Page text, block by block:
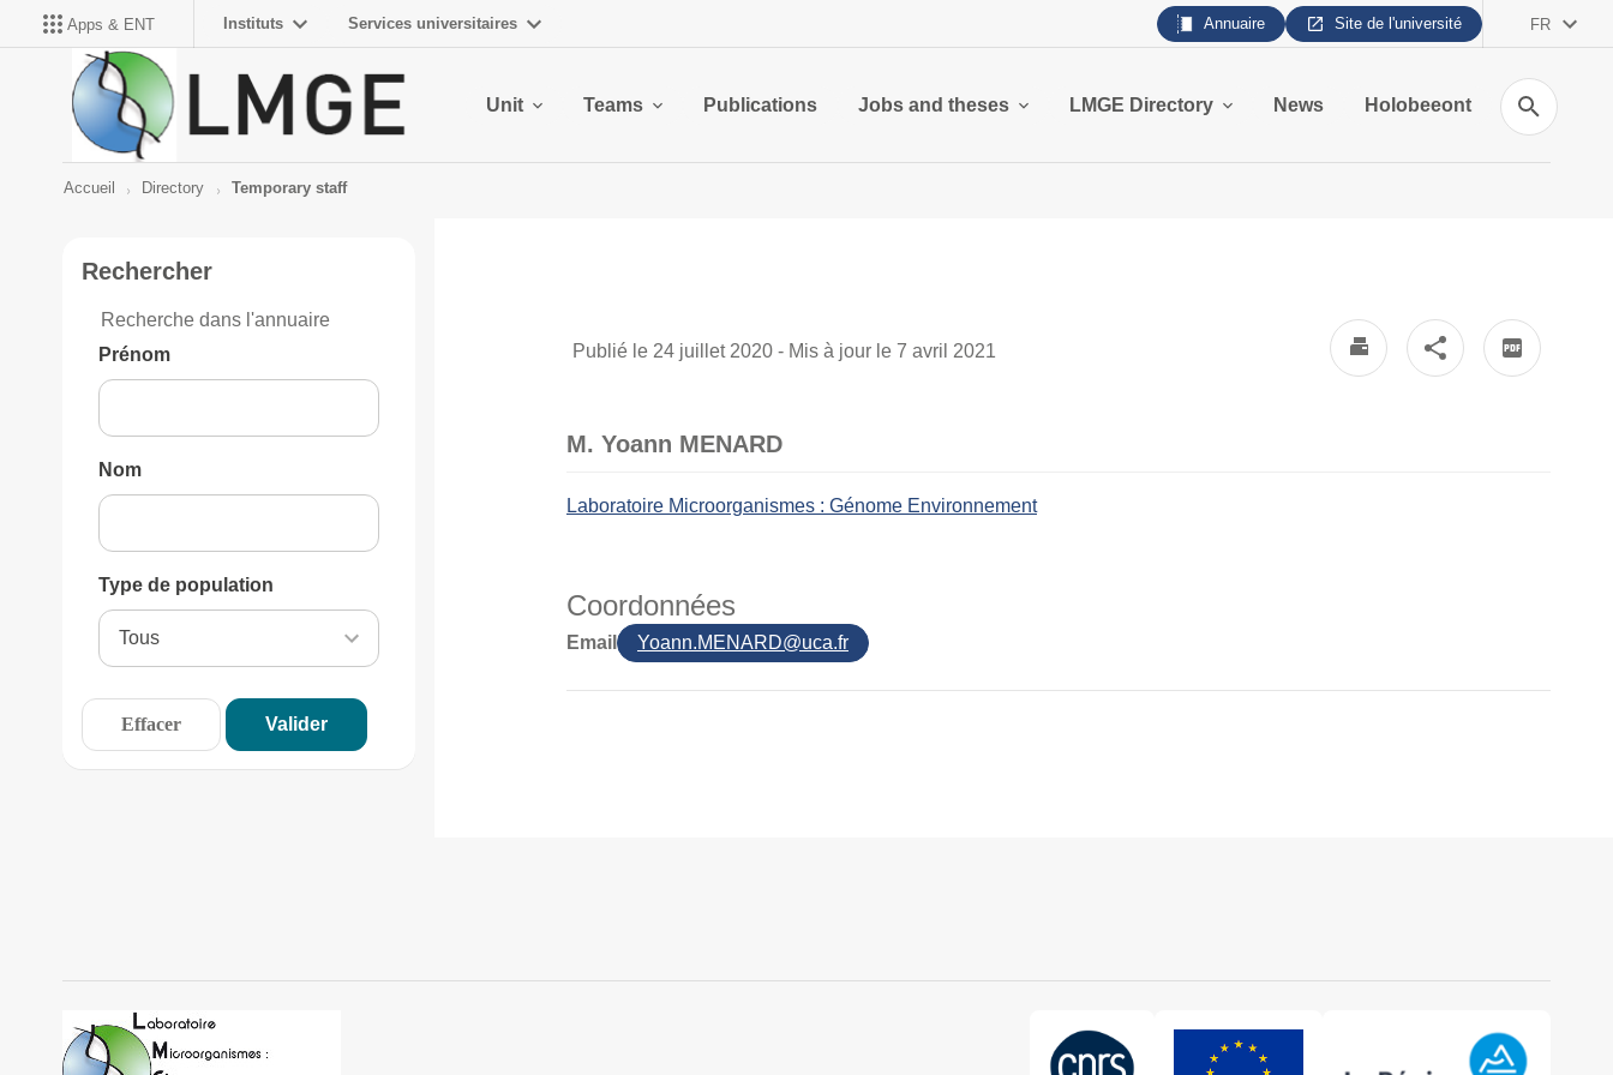
Apps & ENT Instituts Services universitaires Annuaire Site de l'université FR
Unit Teams Publications Jobs and theses LMGE Directory News Holobeeont
Recherche
Accueil Directory Temporary staff
Publié le 24 juillet 2020 - Mis à jour le 7 avril 2021
M. Yoann MENARD
Laboratoire Microorganismes : Génome Environnement
Coordonnées
Email Yoann.MENARD@uca.fr
Rechercher
Recherche dans l'annuaire
Prénom
Nom
Type de population